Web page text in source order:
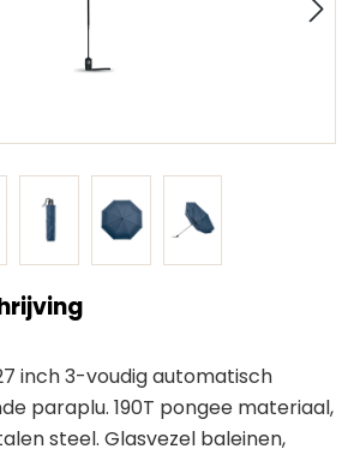
inch 3-voudig automatisch
paraplu. 190T pongee materiaal,
steel. Glasvezel baleinen,